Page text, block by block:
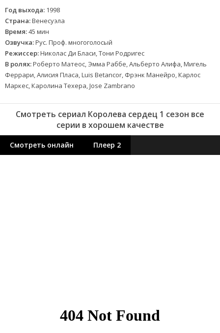
Год выхода: 1998
Страна:Венесуэла
Время:45 мин
Озвучка:Рус. Проф. многоголосый
Режиссер:Николас Ди Бласи, Тони Родригес
В ролях:Роберто Матеос, Эмма Раббе, Альберто Алифа, Мигель
Феррари, Алисия Пласа, Luis Betancor, Фрэнк Манейро, Карлос
Маркес, Каролина Техера, Jose Zambrano
Смотреть сериал Королева сердец 1 сезон все
серии в хорошем качестве
Смотреть онлайн Плеер 2